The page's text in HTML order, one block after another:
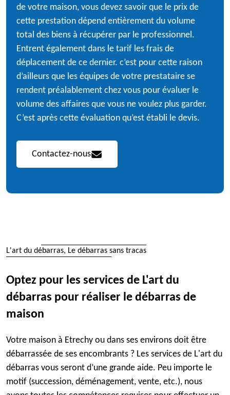
de votre maison, vous devez savoir que le prix de
cette prestation dépend entièrement du volume
total des biens à récupérer par le professionnel.
Entrent également dans le tarif les frais de
déplacement de ce dernier. c’est pour cette raison
d’ailleurs que les équipes de votre prestataire se
rendent préalablement chez vous pour évaluer le
volume des affaires que vous ne voulez plus garder.
C’est après cette évaluation qu’est établi le devis.
Contactez-nous
L'art du débarras, Le débarras sans tracas
Optez pour les services de L'art du
débarras pour réaliser le débarras de
maison
Votre maison à Etrechy ou dans ses environs doit être
débarrassée de ses encombrants ? Les services de L'art du
débarras vous seront d’une grande aide. Peu importe le
motif (succession, déménagement, vente, etc.), nous